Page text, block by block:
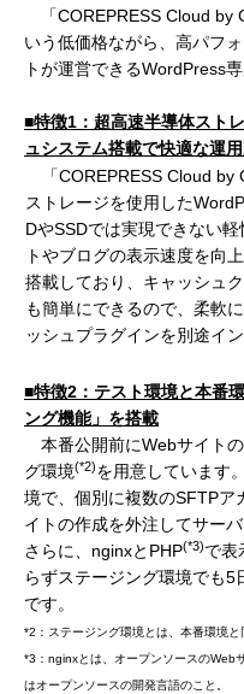
「COREPRESS Cloud by
いう低価格ながら、高パフ
トが運営できるWordPress
■特徴1 ：超高速半導体スト
ュシステム搭載で快適な運
「COREPRESS Cloud by
ストレージを使用した
DやSSDでは実現できない
トやブログの表示速度を向
搭載しており、キャッシュ
も簡単にできるので、柔軟
ッシュプラグインを別途イ
■特徴2 ：テスト環境と本番
ング機能」を搭載
本番公開前にWebサイト
グ環境(*2)を用意しています
境で、個別に複数のSFTPア
イトの作成を外注してサー
さらに、nginxとPHP(*3)で表
らずステージング環境でも
です。
*2：ステージング環境とは、本番環境と
*3：nginxとは、オープンソースのWeb
はオープンソースの開発言語のこと。